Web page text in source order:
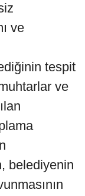
ve
tespit
ve
belediyenin